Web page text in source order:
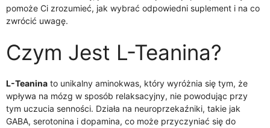
pomoże Ci zrozumieć, jak wybrać odpowiedni suplement i na co
zwrócić uwagę.
Czym Jest L-Teanina?
L-Teanina to unikalny aminokwas, który wyróżnia się tym, że
wpływa na mózg w sposób relaksacyjny, nie powodując przy
tym uczucia senności. Działa na neuroprzekaźniki, takie jak
GABA, serotonina i dopamina, co może przyczyniać się do